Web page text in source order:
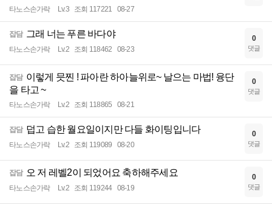
타노스손가락 Lv.3 조회 117221 08-27
잡담 그래 너는 푸른 바다야
타노스손가락 Lv.2 조회 118462 08-23
0
댓글
잡담 이렇게 믓찐 ! 파아란 하아늘위로~ 날으는 마법! 융단
을 타고 ~
타노스손가락 Lv.2 조회 118865 08-21
0
댓글
잡담 덥고 습한 월요일이지만 다들 화이팅입니다
타노스손가락 Lv.2 조회 119089 08-20
0
댓글
잡담 오 저 레벨2이 되었어요 축하해주세요
타노스손가락 Lv.2 조회 119244 08-19
0
댓글